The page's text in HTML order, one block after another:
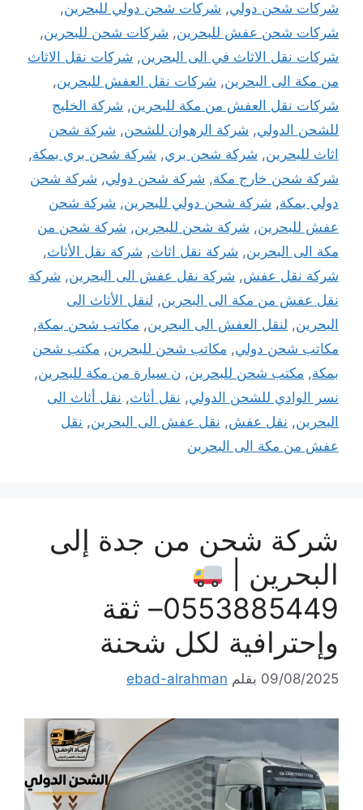
شركات شحن دولي, شركات شحن دولي للبحرين,
شركات شحن عفش للبحرين, شركات شحن للبحرين,
شركات نقل الاثاث في الى البحرين, شركات نقل الاثاث
من مكة الى البحرين, شركات نقل العفش للبحرين,
شركات نقل العفش من مكة للبحرين, شركة الخليج
للشحن الدولي, شركة الرهوان للشحن, شركة شحن
اثاث للبحرين, شركة شحن بري, شركة شحن بري بمكة,
شركة شحن خارج مكة, شركة شحن دولي, شركة شحن
دولي بمكة, شركة شحن دولي للبحرين, شركة شحن
عفش للبحرين, شركة شحن للبحرين, شركة شحن من
مكة الى البحرين, شركة نقل اثاث, شركة نقل الأثاث,
شركة نقل عفش, شركة نقل عفش الى البحرين, شركة
نقل عفش من مكة الى البحرين, لنقل الأثاث الى
البحرين, لنقل العفش الى البحرين, مكاتب شحن بمكة,
مكاتب شحن دولي, مكاتب شحن للبحرين, مكتب شحن
بمكة, مكتب شحن للبحرين, ن سيارة من مكة للبحرين,
نسر الوادي للشحن الدولي, نقل أثاث, نقل أثاث الى
البحرين, نقل عفش, نقل عفش الى البحرين, نقل
عفش من مكة الى البحرين
شركة شحن من جدة إلى
البحرين |
0553885449– ثقة
وإحترافية لكل شحنة
09/08/2025 بقلم ebad-alrahman